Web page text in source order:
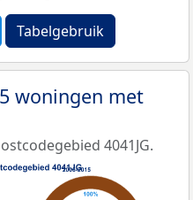
Tabelgebruik
woningen met
4041JG.